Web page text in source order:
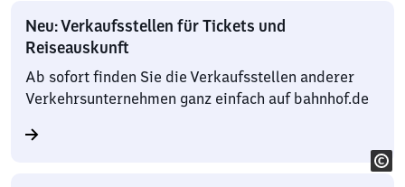
Neu: Verkaufsstellen für Tickets und
Reiseauskunft
Ab sofort finden Sie die Verkaufsstellen anderer
Verkehrsunternehmen ganz einfach auf bahnhof.de